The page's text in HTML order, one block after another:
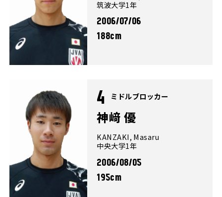
筑波大学1年
2006/07/06
188cm
4 ミドルブロッカー
神﨑 優
KANZAKI, Masaru
中央大学1年
2006/08/05
195cm